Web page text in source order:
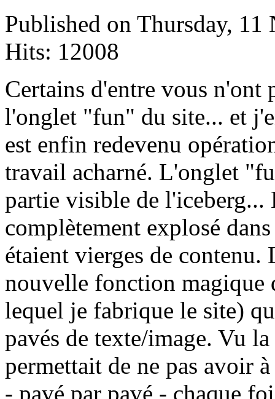
Published on Thursday,
Hits: 12008
Certains d'entre vous n'ont
l'onglet "fun" du site... et
est enfin redevenu
travail acharné. L'onglet
partie visible de l'iceberg...
complètement explosé
étaient vierges de contenu.
nouvelle fonction
lequel je fabrique le site)
pavés de texte/image. Vu
permettait de ne pas avoir
- pavé par pavé - chaque